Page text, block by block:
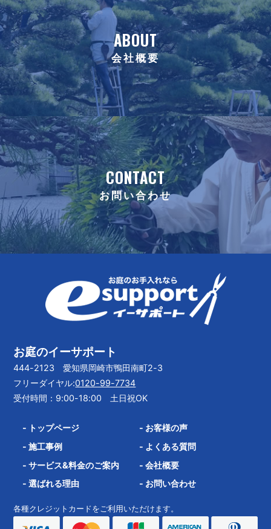
ABOUT
会社概要
CONTACT
お問い合わせ
お庭のイーサポート
444-2123 愛知県岡崎市鴨田南町2-3
フリーダイヤル:0120-99-7734
受付時間：9:00-18:00 土日祝OK
- トップページ
- 施工事例
- サービス&料金のご案内
- 選ばれる理由
- お客様の声
- よくある質問
-会社概要
- お問い合わせ
各種クレジットカードをご利用いただけます。